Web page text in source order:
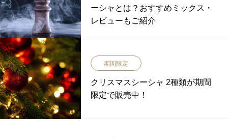
ーシャとは？おすすめミックス・
レビューもご紹介
期間限定
クリスマスシーシャ 2種類が期間
限定で販売中！